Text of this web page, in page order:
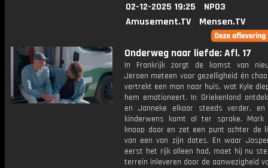
02-12-2025 19:25
NPO3
Amusement.TV
Mensen.TV
Onderweg naar liefde: Afl. 17
In Frankrijk zorgt de komst van
Jeroen meteen voor gezelligheid én
vertrekt een man naar huis, wat Kyle
hem emotioneert. In Griekenland
en Janneke elkaar steeds verder,
kinderwens komt al ter sprake. Mark
knoop door en zet een punt achter de
van een van zijn dates. En waar
eerst het rijk alleen had, moet hij nu
terrein inleveren door de aanwezigheid